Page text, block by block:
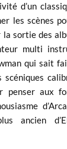
d’un
les scènes
sortie des
multi
qui sait
scéniques
penser aux
ancien